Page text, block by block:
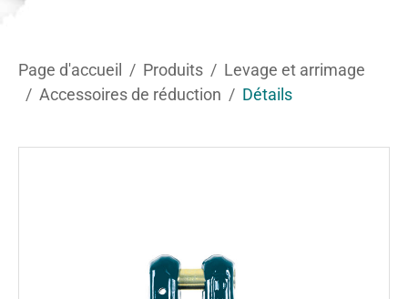
Page d'accueil Produits
Levage et arrimage
Accessoires de réduction
Détails